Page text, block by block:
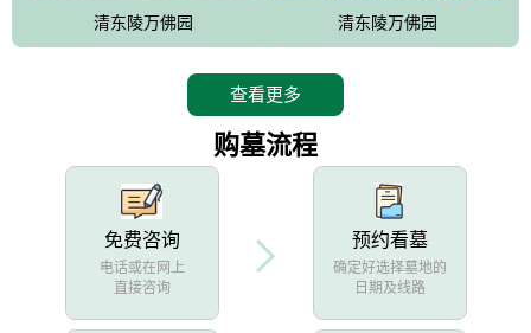
能适应不同消费阶层的需求，为客户提供墓碑设计制作服务、特色
清东陵万佛园 清东陵万佛园
查看更多
购墓流程
免费咨询
电话或在网上
直接咨询
预约看墓
确定好选择墓地的
日期及线路